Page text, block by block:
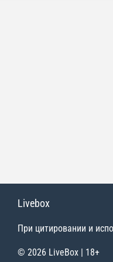
Livebox
При цитировании и
© 2026 LiveBox | 18+